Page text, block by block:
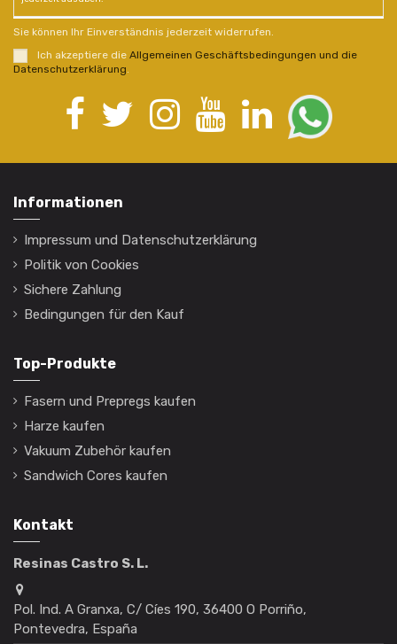
Sie können Ihr Einverständnis jederzeit widerrufen.
Ich akzeptiere die Allgemeinen Geschäftsbedingungen und die
Datenschutzerklärung
Informationen
Impressum und Datenschutzerklärung
Politik von Cookies
Sichere Zahlung
Bedingungen für den Kauf
Top-Produkte
Fasern und Prepregs kaufen
Harze kaufen
Vakuum Zubehör kaufen
Sandwich Cores kaufen
Kontakt
Resinas Castro S. L.
Pol. Ind. A Granxa, C/ Cíes 190, 36400 O Porriño,
Pontevedra, España